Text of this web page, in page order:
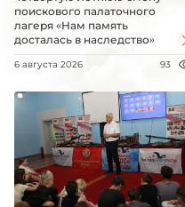
поискового палаточного
лагеря «Нам память
досталась в наследство»
6 августа 2026 93